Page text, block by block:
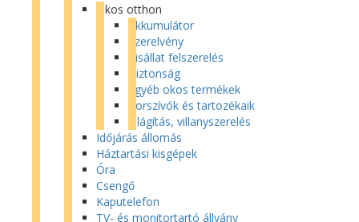
Okos otthon
Akkumulátor
Szerelvény
Kisállat felszerelés
Biztonság
Egyéb okos termékek
Porszívók és tartozékaik
Világítás, villanyszerelés
Időjárás állomás
Háztartási kisgépek
Óra
Csengő
Kaputelefon
TV- és monitortartó állvány